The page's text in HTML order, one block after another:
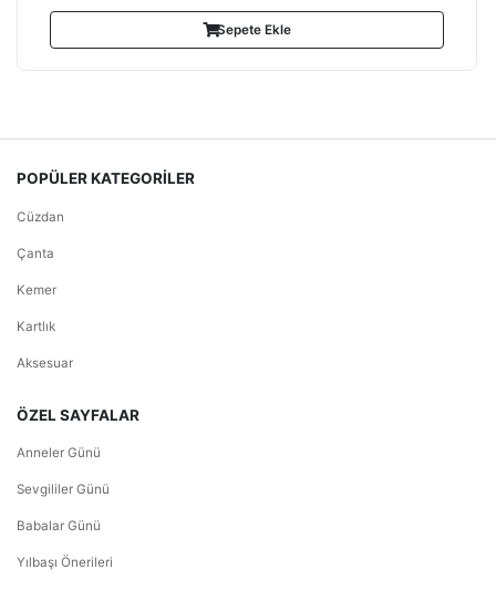
Sepete Ekle
POPÜLER KATEGORİLER
Cüzdan
Çanta
Kemer
Kartlık
Aksesuar
ÖZEL SAYFALAR
Anneler Günü
Sevgililer Günü
Babalar Günü
Yılbaşı Önerileri